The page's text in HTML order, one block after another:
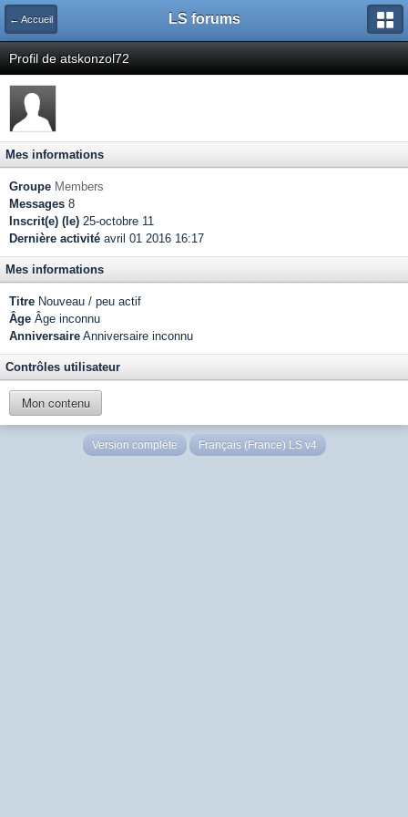
← Accueil LS forums
Profil de atskonzol72
Mes informations
Groupe Members
Messages 8
Inscrit(e) (le) 25-octobre 11
Dernière activité avril 01 2016 16:17
Mes informations
Titre Nouveau / peu actif
Âge Âge inconnu
Anniversaire Anniversaire inconnu
Contrôles utilisateur
Mon contenu
Version complète Français (France) LS v4